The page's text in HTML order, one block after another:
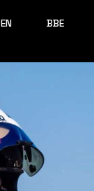
BBE